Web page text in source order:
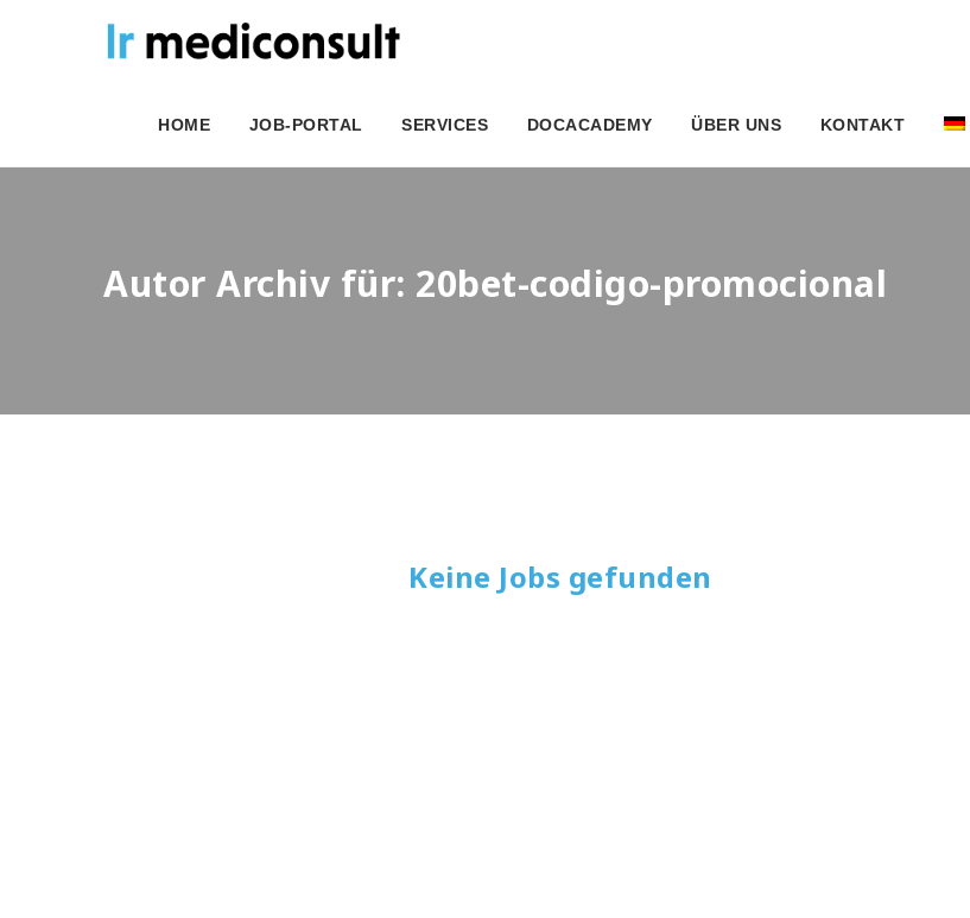
HOME JOB-PORTAL SERVICES DOCACADEMY ÜBER UNS KONTAKT
Autor Archiv für: 20bet-codigo-promocional
Keine Jobs gefunden